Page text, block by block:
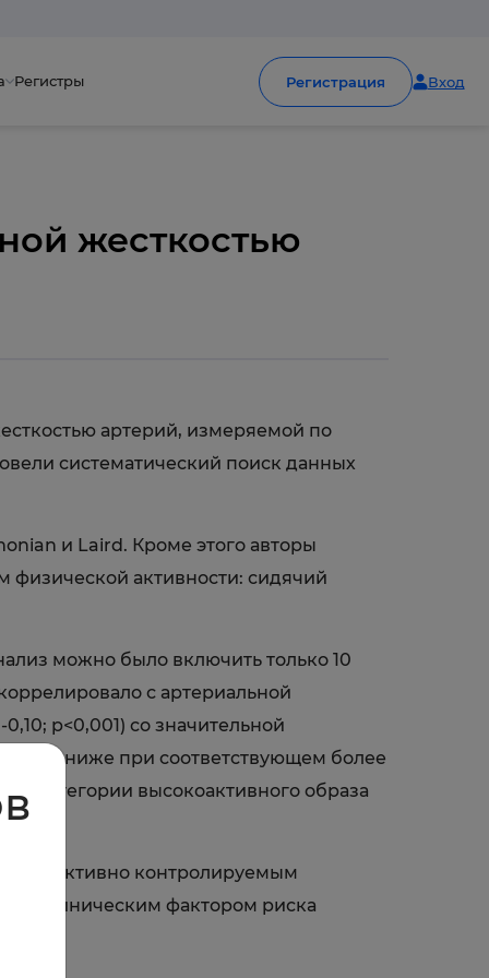
Регистры Регистрация Вход
жесткостью
артерий, измеряемой по
систематический поиск данных
и Laird. Кроме этого авторы
активности: сидячий
можно было включить только 10
с артериальной
р<0,001) со значительной
была ниже при соответствующем более
категории высокоактивного образа
объективно контролируемым
фактором риска